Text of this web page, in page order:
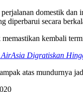
domestik dan
diperbarui secara
kembali
AirAsia Digratiskan
atas mundurnya